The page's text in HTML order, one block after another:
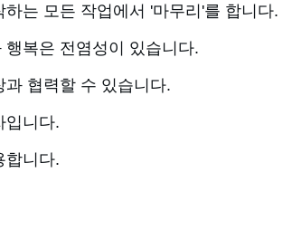
하는 모든 작업에서 '마무리'를 합니다.
행복은 전염성이 있습니다.
과 협력할 수 있습니다.
입니다.
합니다.